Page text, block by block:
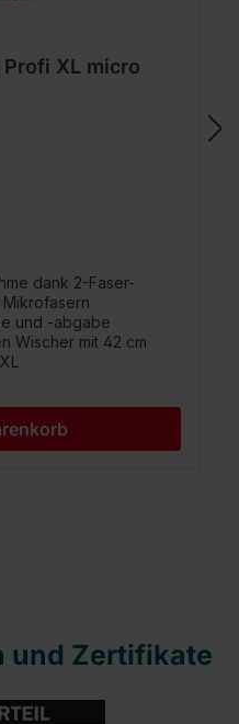
XL micro
dank 2-Faser-
Mikrofasern
und -abgabe
Wischer mit 42 cm
und Zertifikate